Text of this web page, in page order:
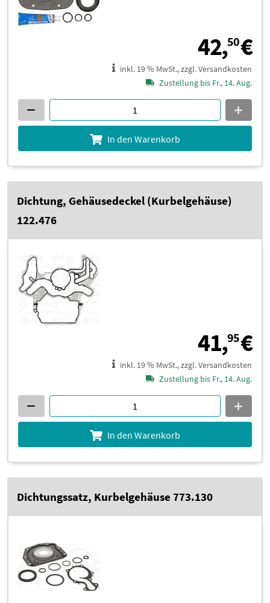
42,50€
inkl. 19 % MwSt., zzgl. Versandkosten
Zustellung bis Fr., 14. Aug.
In den Warenkorb
Dichtung, Gehäusedeckel (Kurbelgehäuse)
122.476
41,95€
inkl. 19 % MwSt., zzgl. Versandkosten
Zustellung bis Fr., 14. Aug.
In den Warenkorb
Dichtungssatz, Kurbelgehäuse 773.130